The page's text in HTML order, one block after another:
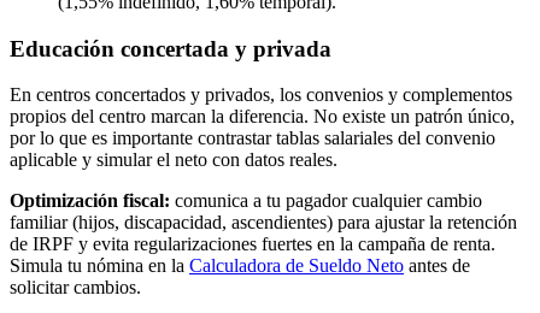
Educación concertada y privada
En centros concertados y privados, los convenios y complementos
propios del centro marcan la diferencia. No existe un patrón único,
por lo que es importante contrastar tablas salariales del convenio
aplicable y simular el neto con datos reales.
Optimización fiscal: comunica a tu pagador cualquier cambio
familiar (hijos, discapacidad, ascendientes) para ajustar la retención
de IRPF y evita regularizaciones fuertes en la campaña de renta.
Simula tu nómina en la Calculadora de Sueldo Neto antes de
solicitar cambios.